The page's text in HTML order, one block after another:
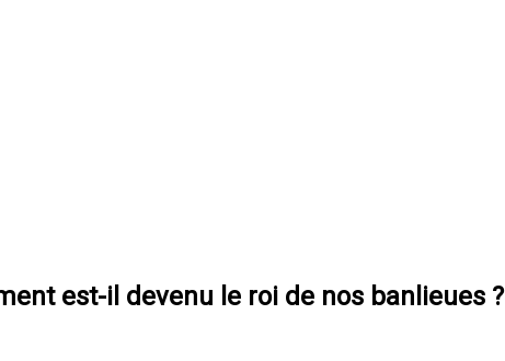
est-il devenu le roi de nos banlieues ?